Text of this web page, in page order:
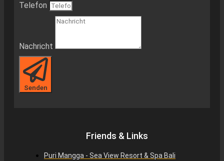
Telefon
Nachricht
Senden
Friends & Links
Puri Mangga - Sea View Resort & Spa Bali